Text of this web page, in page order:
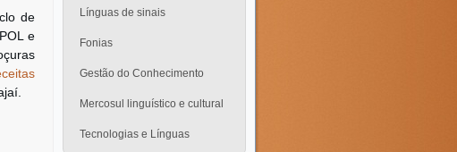
de
e
Línguas de sinais
Fonias
Gestão do Conhecimento
Mercosul linguístico e cultural
Tecnologias e Línguas